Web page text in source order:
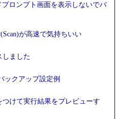
ロンプト画面を表示しないでバ
が高速で気持ちいい
しました
ックアップ設定例
つけて実行結果をプレビューす